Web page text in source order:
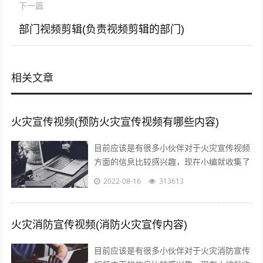
下一篇
部门视频剪辑(负责视频剪辑的部门)
相关文章
火灾宣传视频(预防火灾宣传视频有哪些内容)
目前应该是有很多小伙伴对于火灾宣传视频
方面的信息比较感兴趣，现在小编就收集了
一些与预防火灾宣传视频有哪些内容相关的
2022-08-16 313613
火灾消防宣传视频(消防火灾宣传内容)
目前应该是有很多小伙伴对于火灾消防宣传